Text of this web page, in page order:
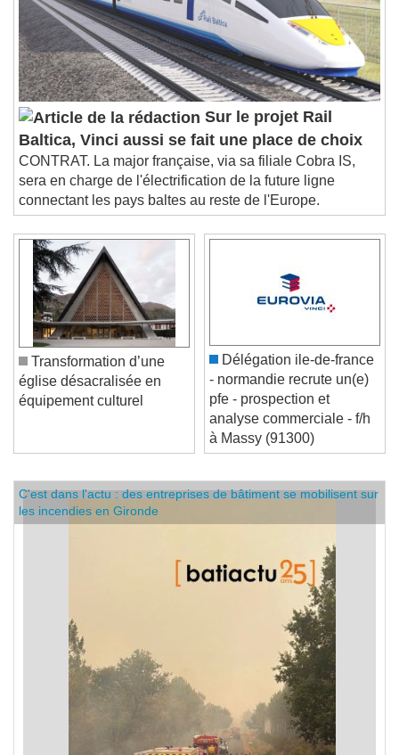
Sur le projet Rail
Baltica, Vinci aussi se fait une place de choix
CONTRAT. La major française, via sa filiale Cobra IS,
sera en charge de l'électrification de la future ligne
connectant les pays baltes au reste de l'Europe.
Transformation d’une
église désacralisée en
Délégation ile-de-france
- normandie recrute un(e)
pfe - prospection et
analyse commerciale - f/h
à Massy (91300)
C'est dans l'actu : des entreprises de bâtiment se mobilisent sur
les incendies en Gironde